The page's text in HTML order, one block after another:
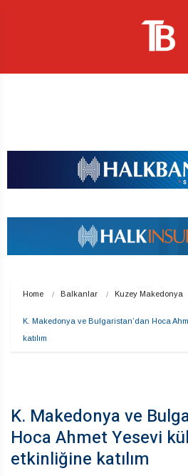
Home Balkanlar Kuzey Makedonya
K. Makedonya ve Bulgaristan’dan Hoca
katılım
K. Makedonya ve
Hoca Ahmet Yesevi
etkinliğine katılım